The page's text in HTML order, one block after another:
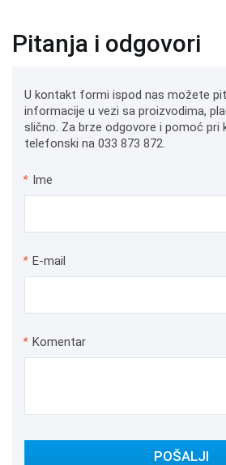
Pitanja i odgovori
U kontakt formi ispod nas možete
informacije u vezi sa proizvodima,
slično. Za brze odgovore i pomoć pri
telefonski na 033 873 872.
* Ime
* E-mail
* Komentar
POŠALJI